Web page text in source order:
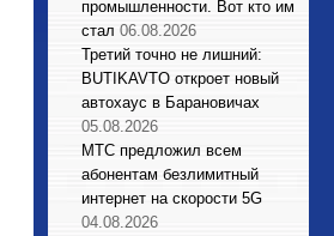
промышленности. Вот кто им
стал 06.08.2026
Третий точно не лишний:
BUTIKAVTO откроет новый
автохаус в Барановичах
05.08.2026
МТС предложил всем
абонентам безлимитный
интернет на скорости 5G
04.08.2026